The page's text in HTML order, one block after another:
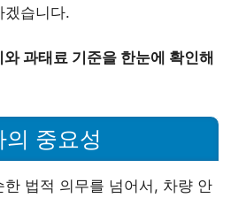
겠습니다.
과태료 기준을 한눈에 확인해
중요성
한 법적 의무를 넘어서, 차량 안